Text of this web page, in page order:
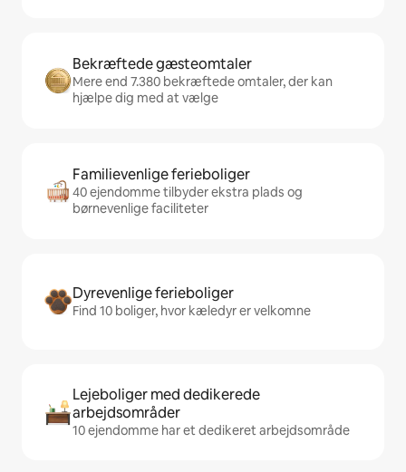
Bekræftede gæsteomtaler
Mere end 7.380 bekræftede omtaler, der kan
hjælpe dig med at vælge
Familievenlige ferieboliger
40 ejendomme tilbyder ekstra plads og
børnevenlige faciliteter
Dyrevenlige ferieboliger
Find 10 boliger, hvor kæledyr er velkomne
Lejeboliger med dedikerede
arbejdsområder
10 ejendomme har et dedikeret arbejdsområde